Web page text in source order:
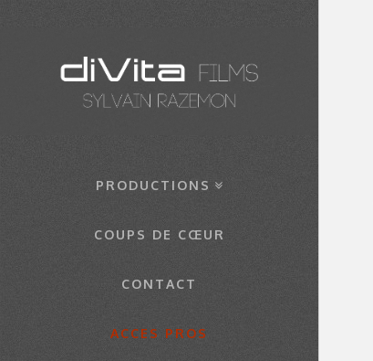
PRODUCTIONS
COUPS DE CŒUR
CONTACT
ACCES PROS